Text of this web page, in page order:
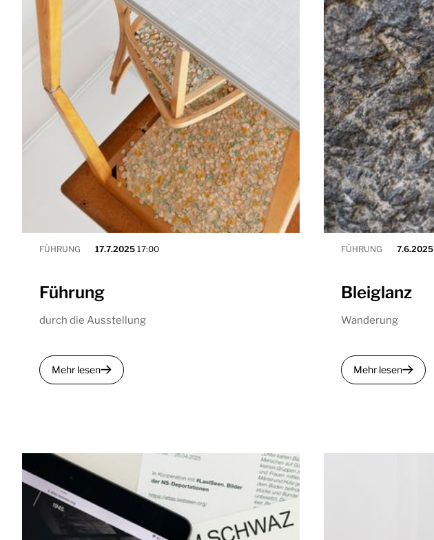
FÜHRUNG 17.7.2025 17:00
Führung
durch die Ausstellung
Mehr lesen
FÜHRUNG 7.6.2025
Bleiglanz
Wanderung
Mehr lesen